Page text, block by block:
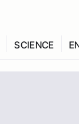
SCIENCE